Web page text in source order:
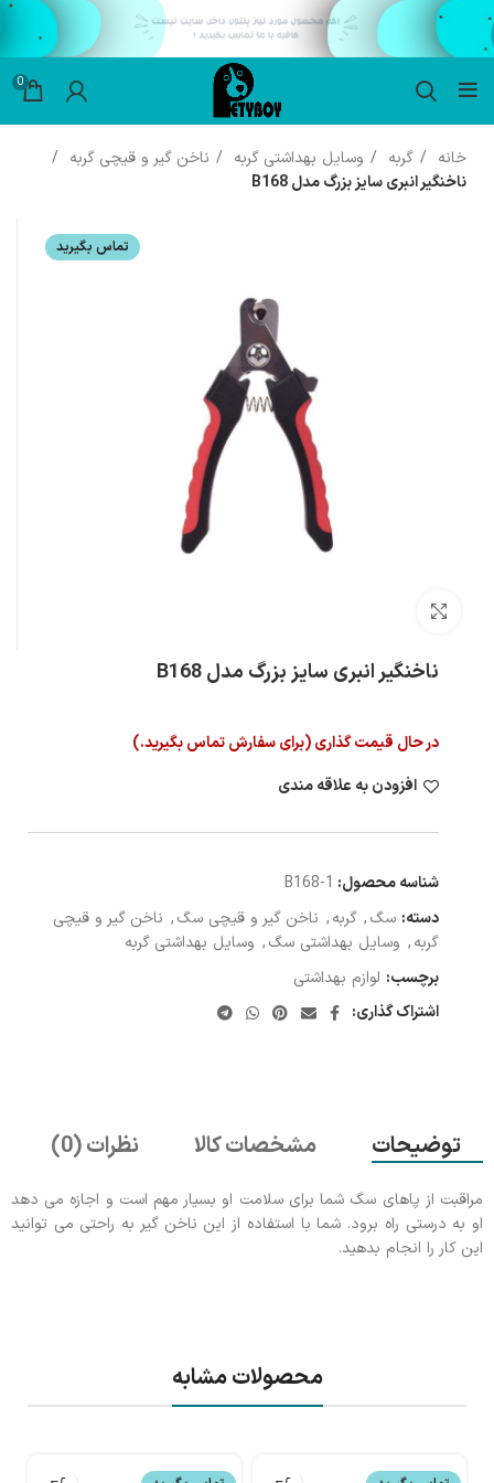
0
خانه گربه وسایل بهداشتی گربه
ناخن گیر و قیچی گربه
ناخنگیر انبری سایز بزرگ مدل B168
تماس بگیرید
ناخنگیر انبری سایز بزرگ مدل B168
در حال قیمت گذاری (برای سفارش تماس بگیرید.)
افزودن به علاقه مندی
شناسه محصول: B168-1
دسته: سگ, گربه, ناخن گیر و قیچی سگ, ناخن گیر و قیچی
گربه, وسایل بهداشتی سگ, وسایل بهداشتی گربه
برچسب: لوازم بهداشتی
اشتراک گذاری:
توضیحات مشخصات کالا نظرات (0)
مراقبت از پاهای سگ شما برای سلامت او بسیار مهم است و اجازه می دهد
او به درستی راه برود. شما با استفاده از این ناخن گیر به راحتی می توانید
این کار را انجام بدهید.
محصولات مشابه